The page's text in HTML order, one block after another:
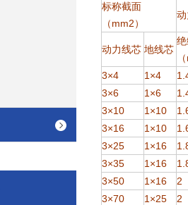
标称截面
（mm2）
动力线芯 地线芯
3×4
1×4
3×6
1×6
3×10
1×10
3×16
1×10
3×25
1×16
3×35
1×16
3×50
1×16
2
3×70
1×25
2